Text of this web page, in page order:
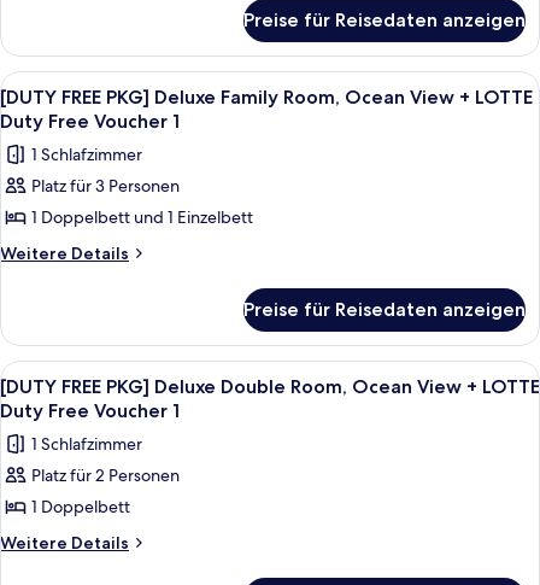
City
View
+
LOTTE
Duty
Free
Voucher
anzeigen
FREE
PKG]
Deluxe
Twin
Room,
City
View
LOTTE
Duty
Free
Preise für Reisedaten anzeigen
Alle
Fotos
für
[DUTY
FREE
PKG]
Deluxe
Ocean
View
+
LOTTE
Duty
Free
Voucher
anzeigen
Ein hohes, modernes Gebäude mit
6
[DUTY FREE PKG] Deluxe Family Room, Ocean View + LOTTE
Duty Free Voucher 1
1 Schlafzimmer
Platz für 3 Personen
1 Doppelbett und 1 Einzelbett
Weitere Details
Weitere
FREE
PKG]
Deluxe
Family
Room,
Ocean
View
LOTTE
Duty
Free
Preise für Reisedaten anzeigen
Alle
Fotos
für
[DUTY
FREE
PKG]
Deluxe
Ein hohes, modernes Gebäude mit
7
[DUTY FREE PKG] Deluxe Double Room, Ocean View + LOTTE
Duty Free Voucher 1
1 Schlafzimmer
Platz für 2 Personen
1 Doppelbett
Weitere Details
Weitere